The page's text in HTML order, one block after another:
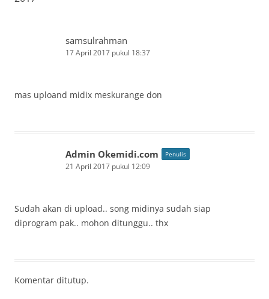
samsulrahman
17 April 2017 pukul 18:37
mas uploand midix meskurange don
Admin Okemidi.com Penulis
21 April 2017 pukul 12:09
Sudah akan di upload.. song midinya sudah siap
diprogram pak.. mohon ditunggu.. thx
Komentar ditutup.